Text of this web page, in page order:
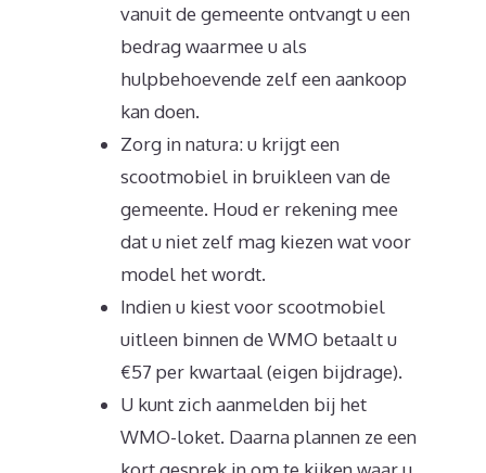
vanuit de gemeente ontvangt u een
bedrag waarmee u als
hulpbehoevende zelf een aankoop
kan doen.
Zorg in natura: u krijgt een
scootmobiel in bruikleen van de
gemeente. Houd er rekening mee
dat u niet zelf mag kiezen wat voor
model het wordt.
Indien u kiest voor scootmobiel
uitleen binnen de WMO betaalt u
€57 per kwartaal (eigen bijdrage).
U kunt zich aanmelden bij het
WMO-loket. Daarna plannen ze een